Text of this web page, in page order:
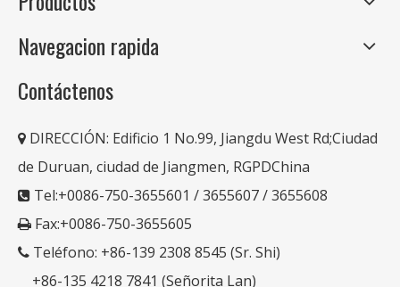
Navegacion rapida
Contáctenos
 DIRECCIÓN: Edificio 1 No.99, Jiangdu West Rd;Ciudad
de Duruan, ciudad de Jiangmen, RGPDChina
 Tel:+0086-750-3655601 / 3655607 / 3655608
 Fax:+0086-750-3655605
 Teléfono: +86-139 2308 8545 (Sr. Shi)
+86-135 4218 7841 (Señorita Lan)